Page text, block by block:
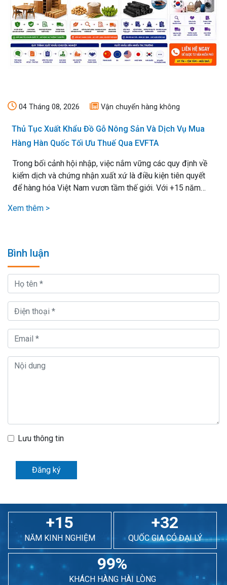
04 Tháng 08, 2026 Vận chuyển hàng không
Thủ Tục Xuất Khẩu Đồ Gỗ Nông Sản Và Dịch Vụ Mua
Hàng Hàn Quốc Tối Ưu Thuế Qua EVFTA
Trong bối cảnh hội nhập, việc nắm vững các quy định về
kiểm dịch và chứng nhận xuất xứ là điều kiện tiên quyết
để hàng hóa Việt Nam vươn tầm thế giới. Với +15 năm
tôi cam kết mang lại giải pháp vận chuyển hiệu quả nhất,.
Xem thêm >
Bình luận
Lưu thông tin
Đăng ký
+15
NĂM KINH NGHIỆM
+32
QUỐC GIA CÓ ĐẠI LÝ
99%
KHÁCH HÀNG HÀI LÒNG